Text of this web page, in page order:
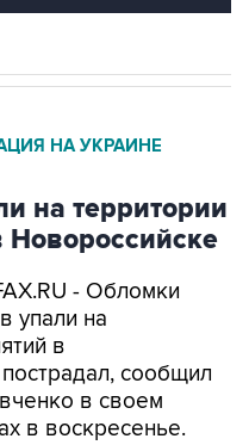
НА УКРАИНЕ
на территории
Новороссийске
- Обломки
упали на
в
сообщил
в своем
в воскресенье.